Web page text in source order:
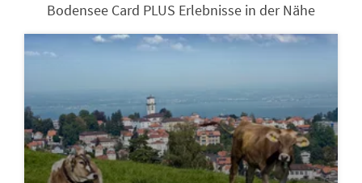
Bodensee Card PLUS Erlebnisse in der Nähe